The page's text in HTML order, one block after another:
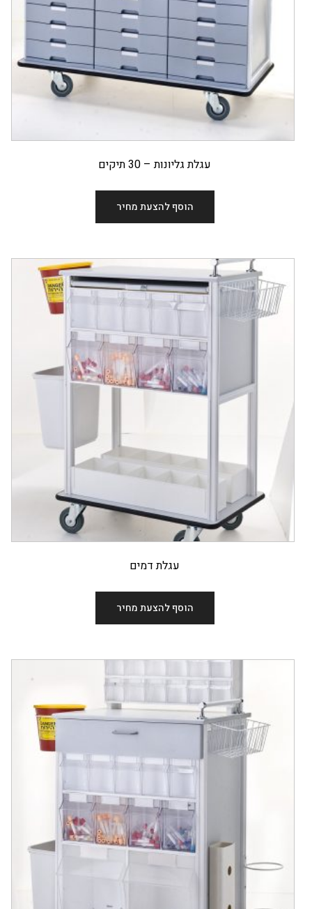
עגלת גליונות – 30 תיקים
הוסף להצעת מחיר
עגלת דמים
הוסף להצעת מחיר